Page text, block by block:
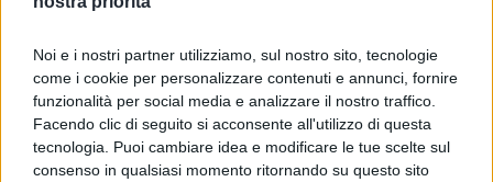
Noi e i nostri partner utilizziamo, sul nostro sito, tecnologie
come i cookie per personalizzare contenuti e annunci, fornire
funzionalità per social media e analizzare il nostro traffico.
Facendo clic di seguito si acconsente all'utilizzo di questa
tecnologia. Puoi cambiare idea e modificare le tue scelte sul
consenso in qualsiasi momento ritornando su questo sito
Mottola e Valesini sarebbero inoltre considerati
tra ipossibili candidati alla successione,
qualora la Rai decidesse di sostituire Ranucci,